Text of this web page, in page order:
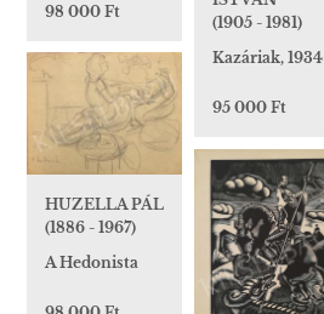
(1905 - 1981)
Kazáriak, 1934
95 000 Ft
98 000 Ft
HUZELLA PÁL
(1886 - 1967)
A Hedonista